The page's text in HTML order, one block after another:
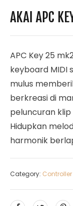
AKAI APC
APC Key 25
keyboard MIDI
mulus
berkreasi di
peluncuran klip
Hidupkan
harmonik
Category: Controller